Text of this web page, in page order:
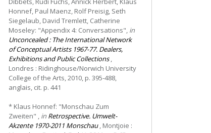
Honnef, Paul Maenz, Rolf Preisig, Seth
Siegelaub, David Tremlett, Catherine
Moseley: "Appendix 4: Conversations", in
Unconcealed : The International Network
of Conceptual Artists 1967-77. Dealers,
Exhibitions and Public Collections,
Londres : Ridinghouse/Norwich University
College of the Arts, 2010, p. 395-488,
anglais, cit. p. 441
* Klaus Honnef: "Monschau Zum
Zweiten" , in Retrospective. Umwelt-
Akzente 1970-2011 Monschau, Montjoie :